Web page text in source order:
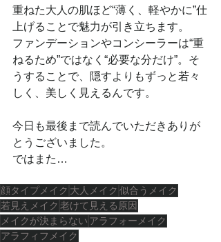
重ねた大人の肌ほど“薄く、軽やかに”仕
上げることで魅力が引き立ちます。
ファンデーションやコンシーラーは“重
ねるため”ではなく“必要な分だけ”。そ
うすることで、隠すよりもずっと若々
しく、美しく見えるんです。
今日も最後まで読んでいただきありが
とうございました。
ではまた…
顔タイプメイク 大人メイク 似合うメイク
若見えメイク 老けて見える原因
メイクが決まらない アラフォーメイク
アラフィフメイク